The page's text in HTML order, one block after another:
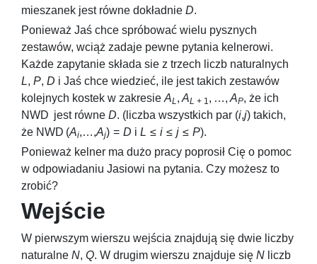
mieszanek jest równe dokładnie D.
Ponieważ Jaś chce spróbować wielu pysznych
zestawów, wciąż zadaje pewne pytania kelnerowi.
Każde zapytanie składa sie z trzech liczb naturalnych
L, P, D i Jaś chce wiedzieć, ile jest takich zestawów
kolejnych kostek w zakresie AL, AL + 1, …, AP, że ich
NWD jest równe D. (liczba wszystkich par (i,j) takich,
że NWD (Ai,…,Aj) = D i L ≤ i ≤ j ≤ P).
Ponieważ kelner ma dużo pracy poprosił Cię o pomoc
w odpowiadaniu Jasiowi na pytania. Czy możesz to
zrobić?
Wejście
W pierwszym wierszu wejścia znajdują się dwie liczby
naturalne N, Q. W drugim wierszu znajduje się N liczb